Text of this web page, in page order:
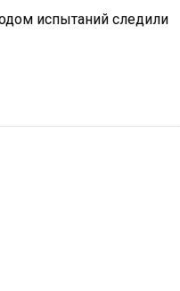
испытаний следили